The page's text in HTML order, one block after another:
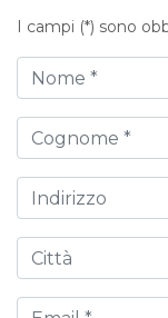
I campi (*) sono
Nome
Cognome
Indirizzo
Città
Email